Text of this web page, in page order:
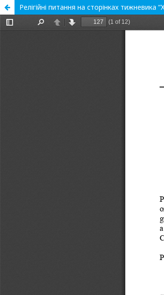
Релігійні питання на сторінках